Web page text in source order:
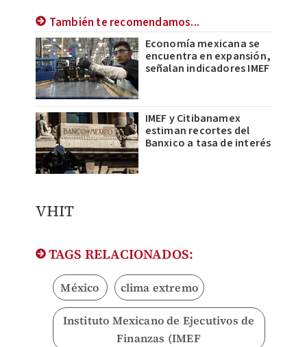
También te recomendamos...
Economía mexicana se
encuentra en expansión,
señalan indicadores IMEF
IMEF y Citibanamex
estiman recortes del
Banxico a tasa de interés
VHIT
TAGS RELACIONADOS:
México clima extremo
Instituto Mexicano de Ejecutivos de
Finanzas (IMEF